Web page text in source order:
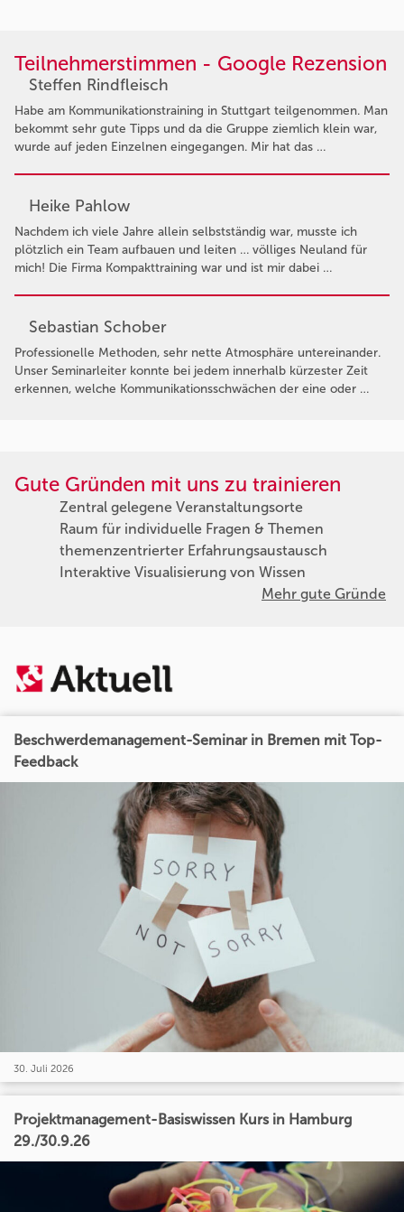
Teilnehmerstimmen - Google Rezension
Steffen Rindfleisch
Habe am Kommunikationstraining in Stuttgart teilgenommen. Man
bekommt sehr gute Tipps und da die Gruppe ziemlich klein war,
wurde auf jeden Einzelnen eingegangen. Mir hat das …
Heike Pahlow
Nachdem ich viele Jahre allein selbstständig war, musste ich
plötzlich ein Team aufbauen und leiten … völliges Neuland für
mich! Die Firma Kompakttraining war und ist mir dabei …
Sebastian Schober
Professionelle Methoden, sehr nette Atmosphäre untereinander.
Unser Seminarleiter konnte bei jedem innerhalb kürzester Zeit
erkennen, welche Kommunikationsschwächen der eine oder …
Gute Gründen mit uns zu trainieren
Zentral gelegene Veranstaltungsorte
Raum für individuelle Fragen & Themen
themenzentrierter Erfahrungsaustausch
Interaktive Visualisierung von Wissen
Mehr gute Gründe
Beschwerdemanagement-Seminar in Bremen mit Top-
Feedback
30. Juli 2026
Projektmanagement-Basiswissen Kurs in Hamburg
29./30.9.26